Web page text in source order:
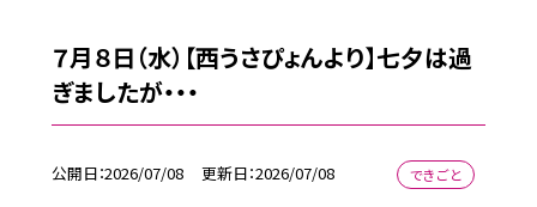
７月８日（水）【西うさぴょんより】七夕は過
ぎましたが・・・
公開日 2026/07/08 更新日 2026/07/08 できごと